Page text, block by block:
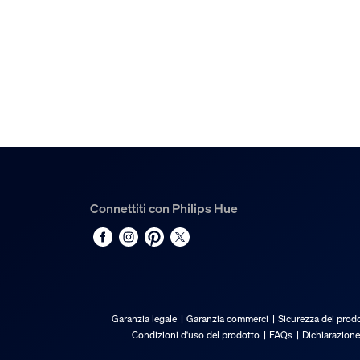
LED integrato
Sì
Temperatura del colore
2200-6500 K
Connettiti con Philips Hue
Garanzia legale Garanzia commerci Sicurezza dei
Condizioni d'uso del prodotto
FAQs